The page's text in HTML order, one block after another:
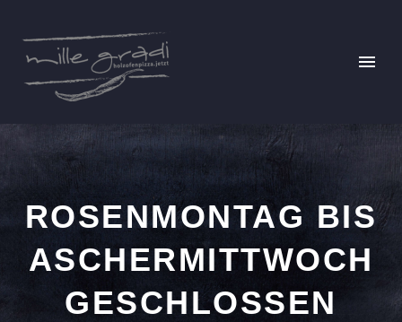
ROSENMONTAG BIS
ASCHERMITTWOCH
GESCHLOSSEN